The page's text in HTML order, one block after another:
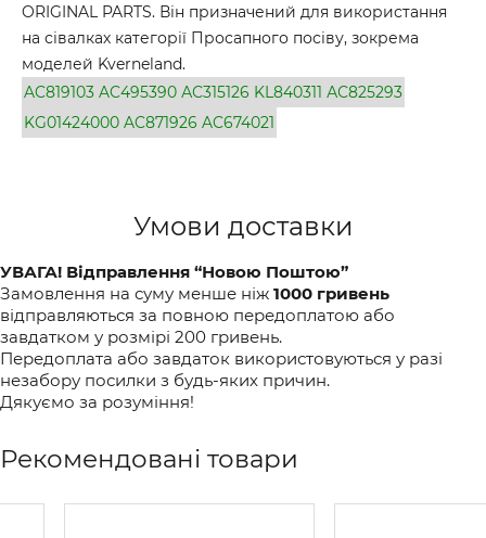
ORIGINAL PARTS. Він призначений для використання
на сівалках категорії Просапного посіву, зокрема
моделей Kverneland.
AC819103 AC495390 АС315126 KL840311 АС825293
KG01424000 AC871926 AC674021
Умови доставки
УВАГА! Відправлення “Новою Поштою”
Замовлення на суму менше ніж 1000 гривень
відправляються за повною передоплатою або
завдатком у розмірі 200 гривень.
Передоплата або завдаток використовуються у разі
незабору посилки з будь-яких причин.
Дякуємо за розуміння!
Рекомендовані товари